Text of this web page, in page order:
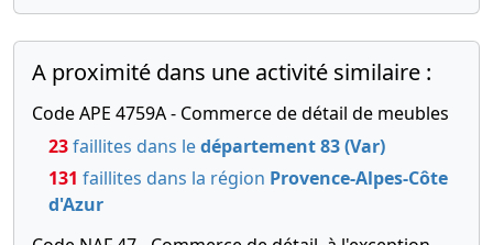
A proximité dans une activité similaire :
Code APE 4759A - Commerce de détail de meubles
23faillites dans ledépartement 83 (Var)
131 faillites dans la région Provence-Alpes-Côte
d'Azur